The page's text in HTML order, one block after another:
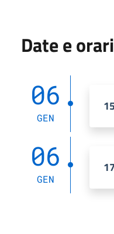
Date e orari
06
GEN
06
GEN